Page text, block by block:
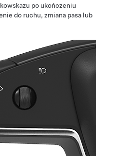
po ukończeniu
do ruchu, zmiana pasa lub